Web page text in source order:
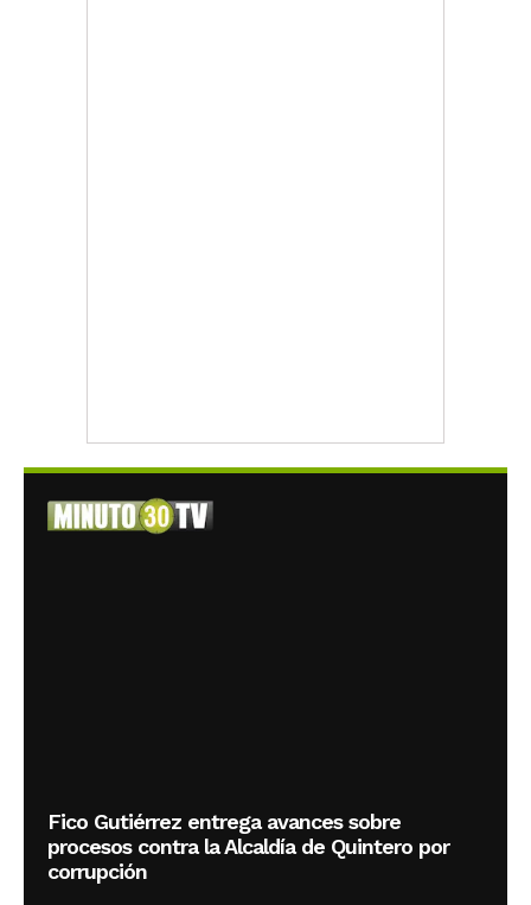
Fico Gutiérrez entrega avances sobre
procesos contra la Alcaldía de Quintero por
corrupción